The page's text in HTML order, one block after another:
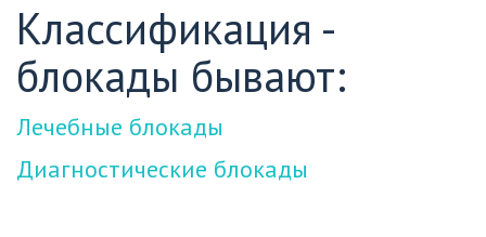
Классификация -
блокады бывают:
Лечебные блокады
Диагностические блокады